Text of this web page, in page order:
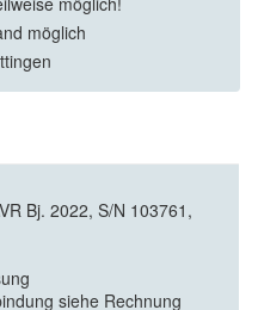
möglich
Bj. 2022, S/N 103761,
siehe Rechnung